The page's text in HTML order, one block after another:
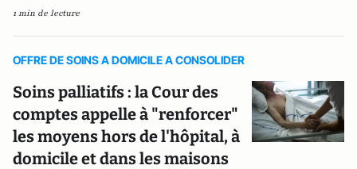
1 min de lecture
OFFRE DE SOINS A DOMICILE A CONSOLIDER
Soins palliatifs : la Cour des
comptes appelle à "renforcer"
les moyens hors de l'hôpital, à
domicile et dans les maisons